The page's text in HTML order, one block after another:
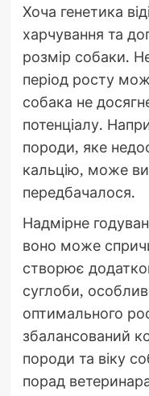
Хоча генетика
харчування та
розмір собаки.
період росту
собака не
потенціалу.
породи, яке
кальцію, може
передбачалося.
Надмірне
воно може
створює
суглоби,
оптимального
збалансований
породи та віку
порад